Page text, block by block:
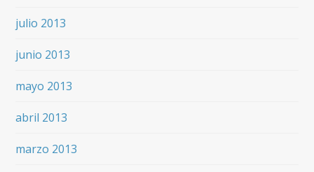
julio 2013
junio 2013
mayo 2013
abril 2013
marzo 2013